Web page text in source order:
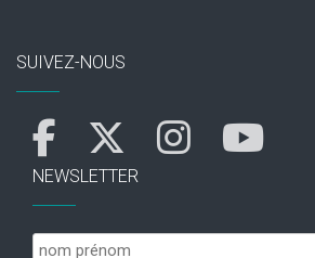
SUIVEZ-NOUS
NEWSLETTER